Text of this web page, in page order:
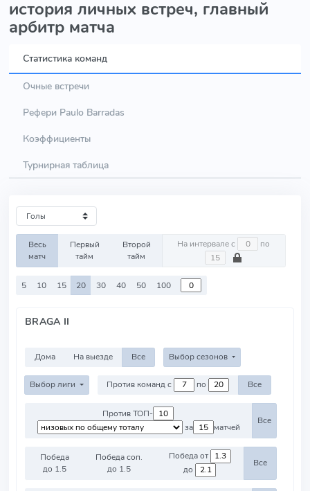
история личных встреч, главный
арбитр матча
Статистика команд
Очные встречи
Рефери Paulo Barradas
Коэффициенты
Турнирная таблица
Весь
матч
Первый
тайм
Второй
тайм
На интервале с по
5 10 15 20 30 40 50 100
BRAGA II
Дома На выезде Все Выбор сезонов
Выбор лиги Против команд с по Все
Против ТОП-
за
матчей
Все
Победа
до 1.5
Победа соп.
до 1.5
Победа от
до
Все